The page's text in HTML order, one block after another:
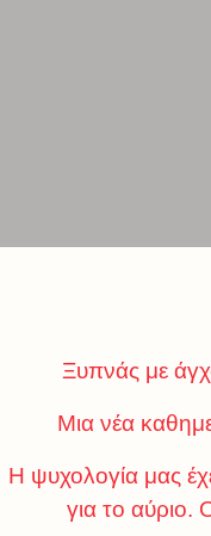
Ξυπνάς με
Μια νέα
Η ψυχολογία μας
για το αύριο.